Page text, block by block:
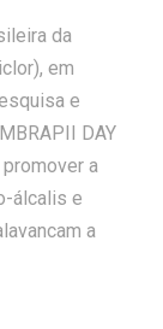
da
em
e
DAY
a
álcalis e
a